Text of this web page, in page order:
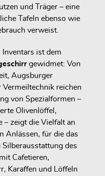
und Träger – eine
Tafeln ebenso wie
verweist.
ist dem
gewidmet: Von
Augsburger
reichen
von Spezialformen –
Olivenlöffel,
– zeigt die Vielfalt an
Anlässen, für die das
des
Cafetieren,
Karaffen und Löffeln